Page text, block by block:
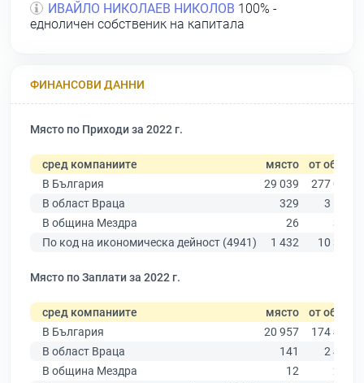
ИВАЙЛО НИКОЛАЕВ НИКОЛОВ 100% -
едноличен собственик на капитала
ФИНАНСОВИ ДАННИ
Място по Приходи за 2022 г.
сред компаниите място от общо
В България
29 039
277 019
В област Враца
329
3 586
В община Мездра
26
325
По код на икономическа дейност (4941)
1 432 10 330
Място по Заплати за 2022 г.
сред компаниите място от общо
В България
20 957
174 403
В област Враца
141
2 431
В община Мездра
12
225